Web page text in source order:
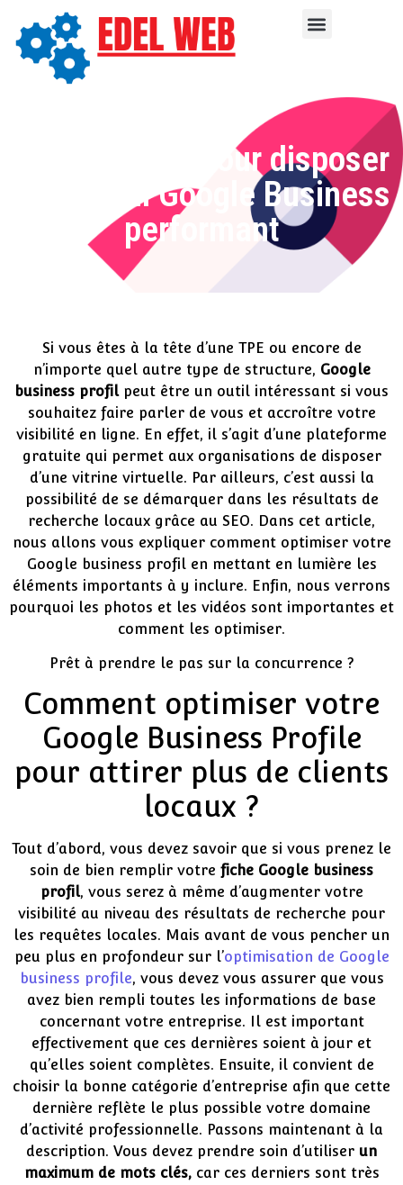
Nos conseils pour disposer
d’un profil Google Business
performant
Si vous êtes à la tête d’une TPE ou encore de
n’importe quel autre type de structure, Google
business profil peut être un outil intéressant si vous
souhaitez faire parler de vous et accroître votre
visibilité en ligne. En effet, il s’agit d’une plateforme
gratuite qui permet aux organisations de disposer
d’une vitrine virtuelle. Par ailleurs, c’est aussi la
possibilité de se démarquer dans les résultats de
recherche locaux grâce au SEO. Dans cet article,
nous allons vous expliquer comment optimiser votre
Google business profil en mettant en lumière les
éléments importants à y inclure. Enfin, nous verrons
pourquoi les photos et les vidéos sont importantes et
comment les optimiser.
Prêt à prendre le pas sur la concurrence ?
Comment optimiser votre
Google Business Profile
pour attirer plus de clients
locaux ?
Tout d’abord, vous devez savoir que si vous prenez le
soin de bien remplir votre fiche Google business
profil, vous serez à même d’augmenter votre
visibilité au niveau des résultats de recherche pour
les requêtes locales. Mais avant de vous pencher un
peu plus en profondeur sur l’optimisation de Google
business profile, vous devez vous assurer que vous
avez bien rempli toutes les informations de base
concernant votre entreprise. Il est important
effectivement que ces dernières soient à jour et
qu’elles soient complètes. Ensuite, il convient de
choisir la bonne catégorie d’entreprise afin que cette
dernière reflète le plus possible votre domaine
d’activité professionnelle. Passons maintenant à la
description. Vous devez prendre soin d’utiliser un
maximum de mots clés,car ces derniers sont très